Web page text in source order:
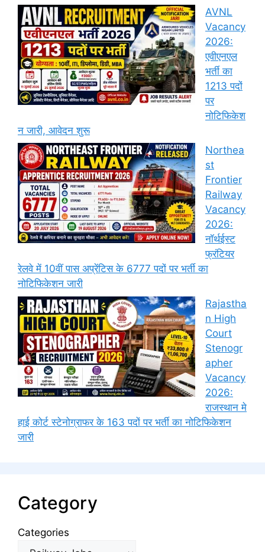
AVNL
Vacancy
2026:
एवीएनएल
भर्ती का
1213 पदों
पर
नोटिफिकेश
न जारी, आवेदन शुरू
Northea
st
Frontier
Railway
Vacancy
2026:
नॉर्थईस्ट
फ्रंटियर
रेलवे में 10वीं पास अप्रेंटिस के 6777 पदों पर भर्ती का
नोटिफिकेशन जारी
Rajastha
n High
Court
Stenogr
apher
Vacancy
2026:
राजस्थान मे
हाई कोर्ट स्टेनोग्राफर के 163 पदों पर भर्ती का नोटिफिकेशन
जारी
Category
Categories